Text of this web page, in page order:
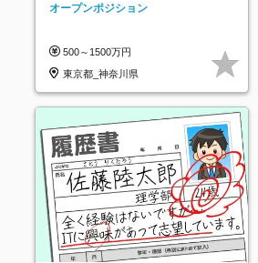
オープンポジション
500～1500万円
東京都_神奈川県